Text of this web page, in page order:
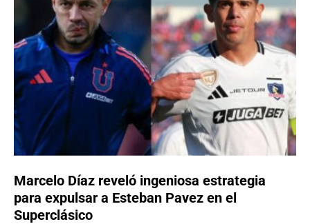
Marcelo Díaz reveló ingeniosa estrategia
para expulsar a Esteban Pavez en el
Superclásico